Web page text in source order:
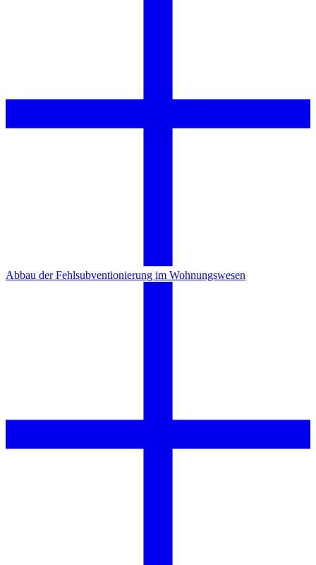
Abbau der Fehlsubventionierung im Wohnungswesen